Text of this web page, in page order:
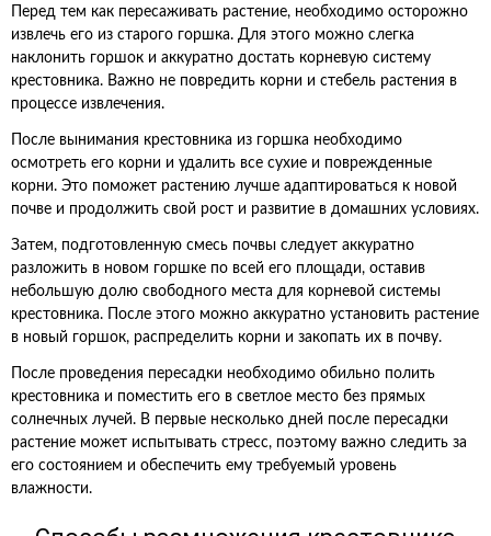
Перед тем как пересаживать растение, необходимо осторожно
извлечь его из старого горшка. Для этого можно слегка
наклонить горшок и аккуратно достать корневую систему
крестовника. Важно не повредить корни и стебель растения в
процессе извлечения.
После вынимания крестовника из горшка необходимо
осмотреть его корни и удалить все сухие и поврежденные
корни. Это поможет растению лучше адаптироваться к новой
почве и продолжить свой рост и развитие в домашних условиях.
Затем, подготовленную смесь почвы следует аккуратно
разложить в новом горшке по всей его площади, оставив
небольшую долю свободного места для корневой системы
крестовника. После этого можно аккуратно установить растение
в новый горшок, распределить корни и закопать их в почву.
После проведения пересадки необходимо обильно полить
крестовника и поместить его в светлое место без прямых
солнечных лучей. В первые несколько дней после пересадки
растение может испытывать стресс, поэтому важно следить за
его состоянием и обеспечить ему требуемый уровень
влажности.